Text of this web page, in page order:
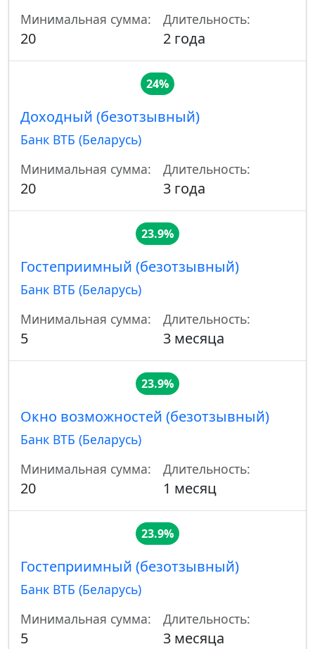
Минимальная сумма:
20
Длительность:
2 года
24%
Доходный (безотзывный)
Банк ВТБ (Беларусь)
Минимальная сумма:
20
Длительность:
3 года
23.9%
Гостеприимный (безотзывный)
Банк ВТБ (Беларусь)
Минимальная сумма:
5
Длительность:
3 месяца
23.9%
Окно возможностей (безотзывный)
Банк ВТБ (Беларусь)
Минимальная сумма:
20
Длительность:
1 месяц
23.9%
Гостеприимный (безотзывный)
Банк ВТБ (Беларусь)
Минимальная сумма:
5
Длительность:
3 месяца